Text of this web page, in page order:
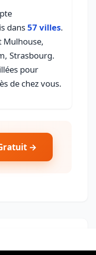
dans57 villes.
Mulhouse,
Strasbourg.
pour
de chez vous.
→